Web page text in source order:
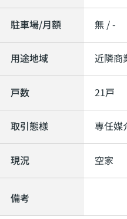
駐車場/月額 無 / -
用途地域 近隣商
戸数 21戸
取引態様 専任媒
現況 空家
備考